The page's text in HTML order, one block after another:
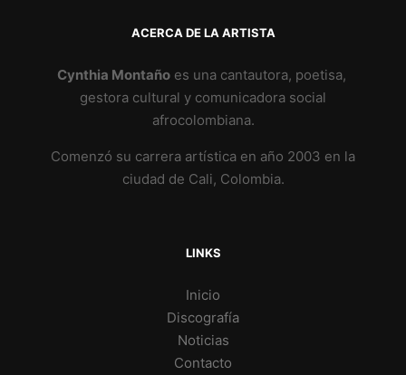
ACERCA DE LA ARTISTA
Cynthia Montañoes una cantautora, poetisa,
gestora cultural y comunicadora social
afrocolombiana.
Comenzó su carrera artística en año 2003 en la
ciudad de Cali, Colombia.
LINKS
Inicio
Discografía
Noticias
Contacto